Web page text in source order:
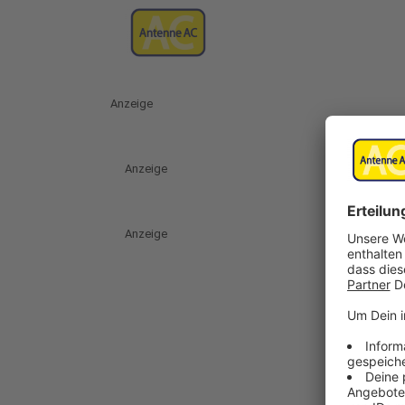
Anzeige
Anzeige
Anzeige